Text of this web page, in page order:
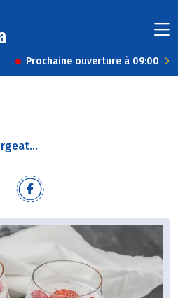
Prochaine ouverture à 09:00